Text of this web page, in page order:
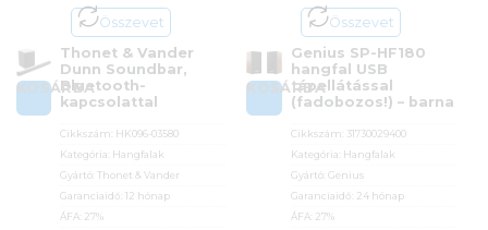
Összevet
KOSÁRBA
Thonet & Vander
Dunn Soundbar,
Bluetooth-
kapcsolattal
Cikkszám: HK096-03580
Kategória: Hangfalak
Gyártó:Thonet & Vander
Garanciaidő:12 hónap
ÁFA: 27%
Összevet
KOSÁRBA
Genius SP-HF180
hangfal USB
tápellátással
(fadobozos!) – barna
Cikkszám: 31730029400
Kategória: Hangfalak
Gyártó: Genius
Garanciaidő: 24 hónap
ÁFA: 27%